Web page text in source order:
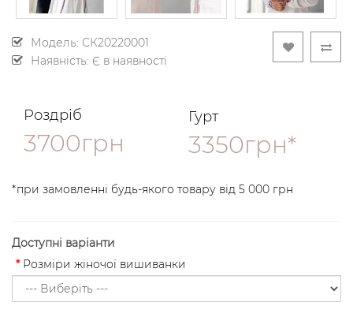
Модель: СК20220001
Наявність: Є в наявності
Роздріб
3700грн
Гурт
3350грн*
*при замовленні будь-якого товару від 5 000 грн
Доступні варіанти
Розміри жіночої вишиванки